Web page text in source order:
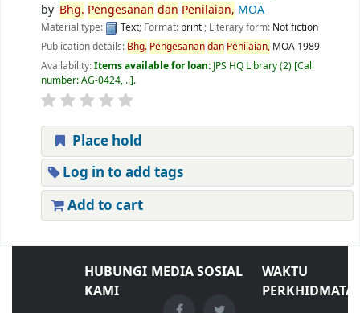
by Bhg. Pengesanan dan Penilaian, MOA
Material type: Text; Format: print; Literary form: Not fiction
Publication details: Bhg. Pengesanandan Penilaian, MOA 1989
Availability:Items available for loan: JPS HQ Library(2) Call
number:AG-0424, .. .
Place hold
Log in to add tags
Add to cart
HUBUNGI
KAMI
MEDIA SOSIAL
WAKTU